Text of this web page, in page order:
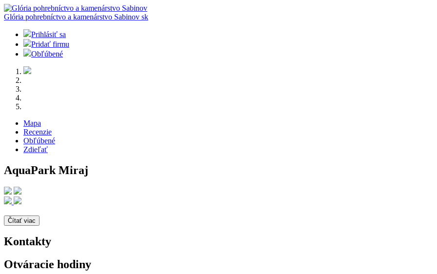
Glória pohrebníctvo a kamenárstvo Sabinov sk
Prihlásiť sa
Pridať firmu
Obľúbené
Mapa
Recenzie
Obľúbené
Zdieľať
AquaPark Miraj
Čítať viac
Kontakty
Otváracie hodiny